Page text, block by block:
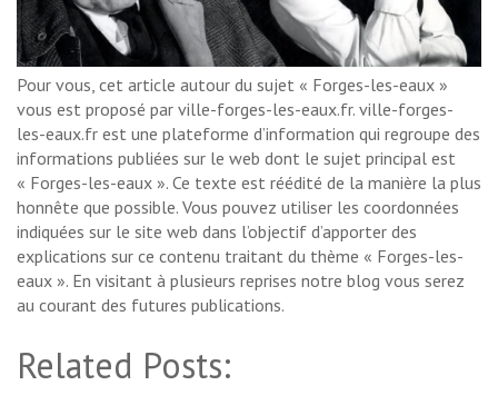
Pour vous, cet article autour du sujet « Forges-les-eaux »
vous est proposé par ville-forges-les-eaux.fr. ville-forges-
les-eaux.fr est une plateforme d’information qui regroupe des
informations publiées sur le web dont le sujet principal est
« Forges-les-eaux ». Ce texte est réédité de la manière la plus
honnête que possible. Vous pouvez utiliser les coordonnées
indiquées sur le site web dans l’objectif d’apporter des
explications sur ce contenu traitant du thème « Forges-les-
eaux ». En visitant à plusieurs reprises notre blog vous serez
au courant des futures publications.
Related Posts: